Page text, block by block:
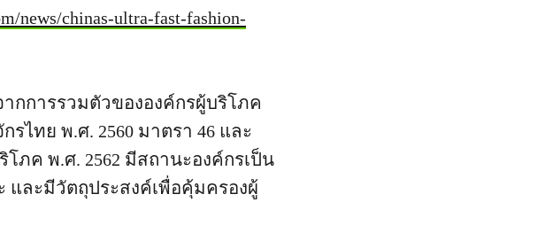
news/chinas-ultra-fast-fashion-
กการรวมตัวขององค์กรผู้บริโภค
ไทย พ.ศ. 2560 มาตรา 46 และ
ภค พ.ศ. 2562 มีสถานะองค์กรเป็น
ละมีวัตถุประสงค์เพื่อคุ้มครองผู้